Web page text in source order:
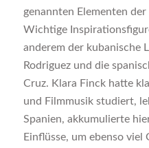
genannten Elementen
Wichtige
anderem der kubanische
Rodriguez und die
Cruz. Klara Finck hatte
und Filmmusik studiert,
Spanien, akkumulierte
Einflüsse, um ebenso